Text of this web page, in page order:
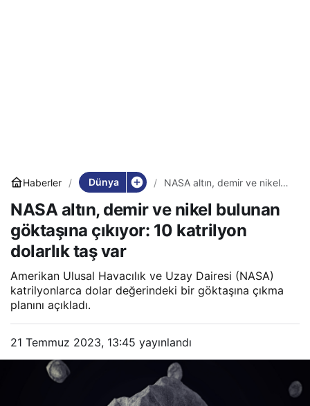
Haberler Dünya
NASA altın, demir ve nikel
10 katrilyon dolarlık taş var
NASA altın, demir ve nikel bulunan
göktaşına çıkıyor: 10 katrilyon
dolarlık taş var
Amerikan Ulusal Havacılık ve Uzay Dairesi (NASA)
katrilyonlarca dolar değerindeki bir göktaşına çıkma
planını açıkladı.
21 Temmuz 2023, 13:45 yayınlandı